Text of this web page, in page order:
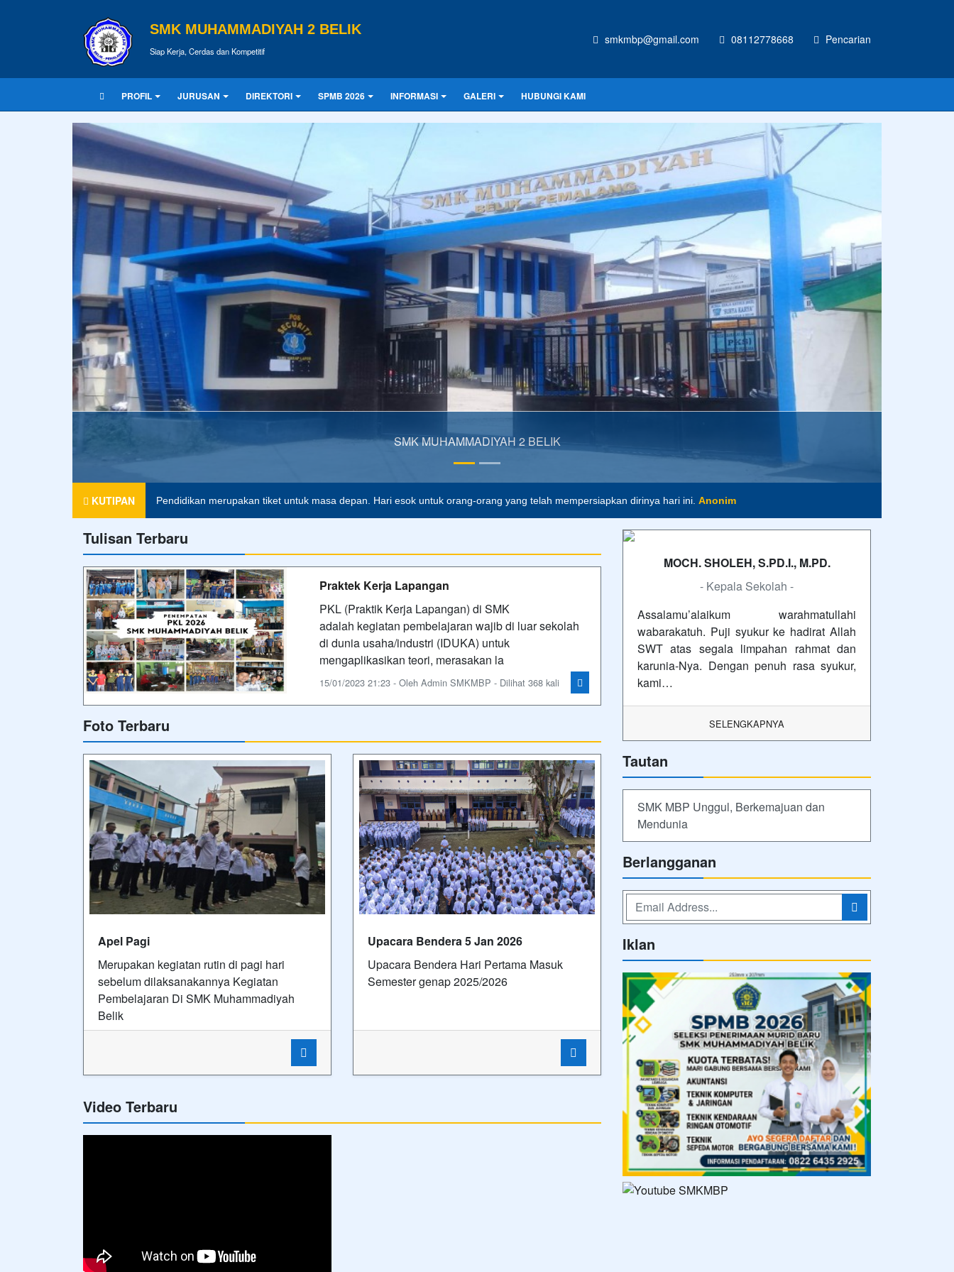
SMK MUHAMMADIYAH 2 BELIK
Siap Kerja, Cerdas dan Kompetitif
smkmbp@gmail.com 08112778668 Pencarian
PROFIL JURUSAN DIREKTORI SPMB 2026 INFORMASI GALERI HUBUNGI KAMI
SMK MUHAMMADIYAH 2 BELIK
KUTIPAN
Pendidikan merupakan tiket untuk masa depan. Hari esok untuk orang-orang yang telah mempersiapkan dirinya hari ini.Anonim
Agama tanpa ilmu pengetahuan adalah buta. Dan ilmu pengetahuan tanpa agama adalah lumpuh.Anonim
Tulisan Terbaru
Praktek Kerja Lapangan
PKL (Praktik Kerja Lapangan) di SMK
adalah kegiatan pembelajaran wajib di luar sekolah
di dunia usaha/industri (IDUKA) untuk
mengaplikasikan teori, merasakan la
15/01/2023 21:23 - Oleh Admin SMKMBP - Dilihat 368 kali
Foto Terbaru
Apel Pagi
Merupakan kegiatan rutin di pagi hari
sebelum dilaksanakannya Kegiatan
Pembelajaran Di SMK Muhammadiyah
Belik
Upacara Bendera 5 Jan 2026
Upacara Bendera Hari Pertama Masuk
Semester genap 2025/2026
Video Terbaru
MOCH. SHOLEH, S.PD.I., M.PD.
- Kepala Sekolah -
Assalamu’alaikum warahmatullahi
wabarakatuh. Puji syukur ke hadirat Allah
SWT atas segala limpahan rahmat dan
karunia-Nya. Dengan penuh rasa syukur,
kami…
SELENGKAPNYA
Tautan
SMK MBP Unggul, Berkemajuan dan
Mendunia
Berlangganan
Iklan